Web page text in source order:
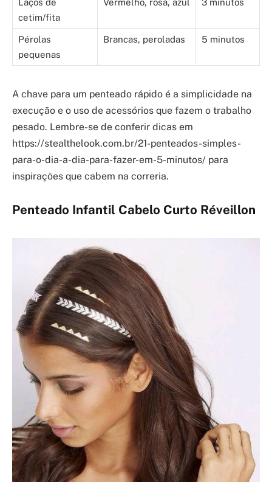
cetim/fita
Pérolas
pequenas
Brancas, peroladas 5 minutos
A chave para um penteado rápido é a simplicidade na
execução e o uso de acessórios que fazem o trabalho
pesado. Lembre-se de conferir dicas em
https://stealthelook.com.br/21-penteados-simples-
para-o-dia-a-dia-para-fazer-em-5-minutos/ para
inspirações que cabem na correria.
Penteado Infantil Cabelo Curto Réveillon